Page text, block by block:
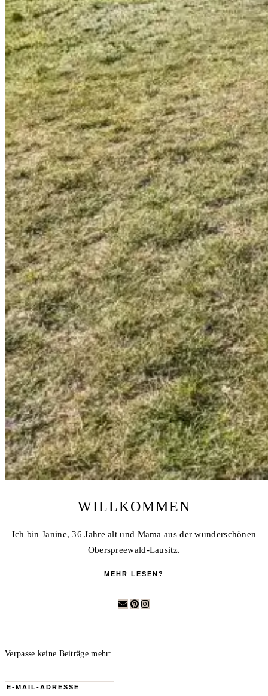
WILLKOMMEN
Ich bin Janine, 36 Jahre alt und Mama aus der wunderschönen
Oberspreewald-Lausitz.
MEHR LESEN?
Verpasse keine Beiträge mehr:
E-